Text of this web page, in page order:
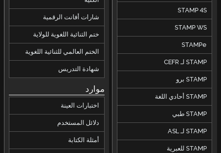
STAMP 4S
STAMP WS
STAMPe
STAMP لـ CEFR
STAMP برو
STAMP أحادي اللغة
STAMP طبي
STAMP لـ ASL
STAMP للعبرية
شارات أفانت الرقمية
ختم الثنائية اللغوية للولاية
الختم العالمي للثنائية اللغوية
شهادة التدريس
موارد
اختبارات العينة
دلائل المستخدم
أمثلة الكتابة